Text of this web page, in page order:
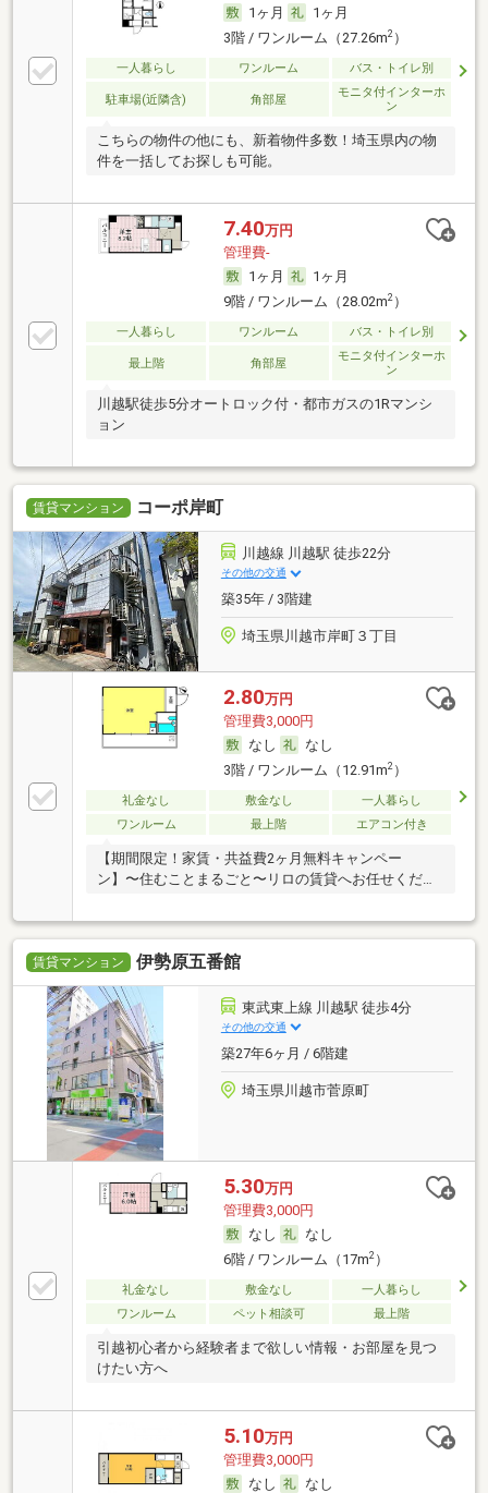
1ヶ月
1ヶ月
3階 / ワンルーム（27.26m2）
一人暮らし ワンルーム バス・トイレ別
駐車場(近隣含) 角部屋
モニタ付インターホ
ン
こちらの物件の他にも、新着物件多数！埼玉県内の物
件を一括してお探しも可能。
7.40万円
管理費-
1ヶ月
1ヶ月
9階 / ワンルーム（28.02m2）
一人暮らし ワンルーム バス・トイレ別
最上階 角部屋
モニタ付インターホ
ン
川越駅徒歩5分オートロック付・都市ガスの1Rマンシ
ョン
賃貸マンション コーポ岸町
川越線 川越駅 徒歩22分
その他の交通
築35年 / 3階建
埼玉県川越市岸町３丁目
2.80万円
管理費3,000円
なし
なし
3階 / ワンルーム（12.91m2）
礼金なし 敷金なし
一人暮らし
ワンルーム
最上階 エアコン付き
【期間限定！家賃・共益費2ヶ月無料キャンペー
ン】〜住むことまるごと〜リロの賃貸へお任せくださ
賃貸マンション 伊勢原五番館
東武東上線 川越駅 徒歩4分
その他の交通
築27年6ヶ月 / 6階建
埼玉県川越市菅原町
5.30万円
管理費3,000円
なし
なし
6階 / ワンルーム（17m2）
礼金なし 敷金なし
一人暮らし
ワンルーム
ペット相談可 最上階
引越初心者から経験者まで欲しい情報・お部屋を見つ
けたい方へ
5.10万円
管理費3,000円
なし
なし